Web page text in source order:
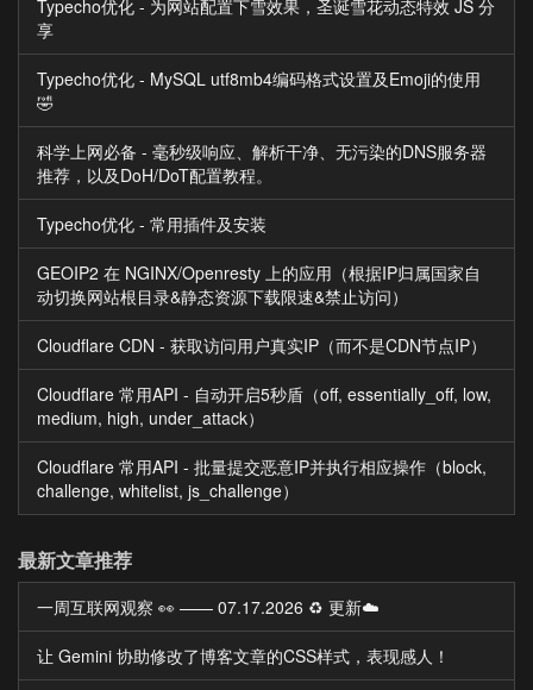
Typecho优化 - 为网站配置下雪效果，圣诞雪花动态特效 JS 分
享
Typecho优化 - MySQL utf8mb4编码格式设置及Emoji的使用
🤣
科学上网必备 - 毫秒级响应、解析干净、无污染的DNS服务器
推荐，以及DoH/DoT配置教程。
Typecho优化 - 常用插件及安装
GEOIP2 在 NGINX/Openresty 上的应用（根据IP归属国家自
动切换网站根目录&静态资源下载限速&禁止访问）
Cloudflare CDN - 获取访问用户真实IP（而不是CDN节点IP）
Cloudflare 常用API - 自动开启5秒盾（off, essentially_off, low,
medium, high, under_attack）
Cloudflare 常用API - 批量提交恶意IP并执行相应操作（block,
challenge, whitelist, js_challenge）
最新文章推荐
一周互联网观察 👀 —— 07.17.2026 ♻️ 更新☁️
让 Gemini 协助修改了博客文章的CSS样式，表现感人！